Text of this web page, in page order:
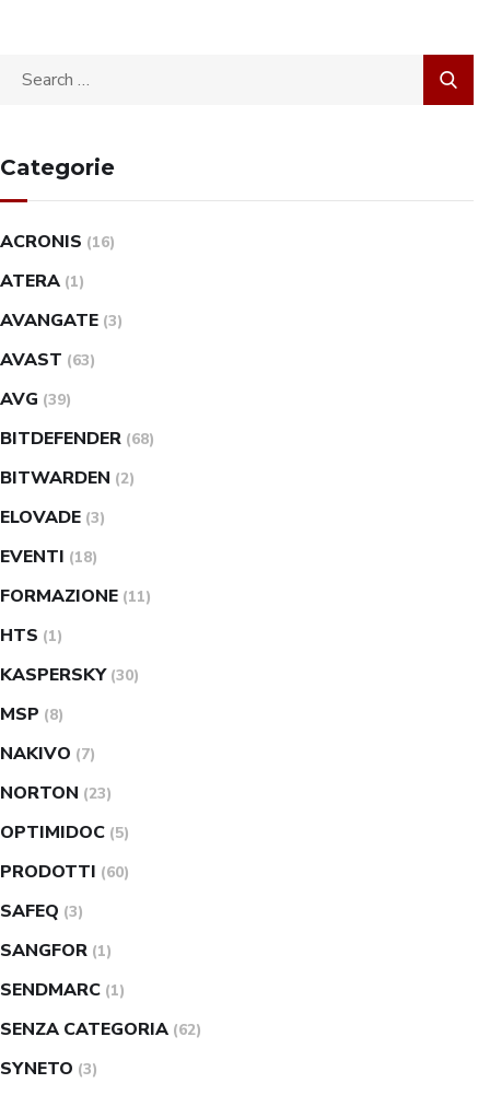
Categorie
ACRONIS (16)
ATERA (1)
AVANGATE (3)
AVAST (63)
AVG (39)
BITDEFENDER (68)
BITWARDEN (2)
ELOVADE (3)
EVENTI (18)
FORMAZIONE (11)
HTS (1)
KASPERSKY (30)
MSP (8)
NAKIVO (7)
NORTON (23)
OPTIMIDOC (5)
PRODOTTI (60)
SAFEQ (3)
SANGFOR (1)
SENDMARC (1)
SENZA CATEGORIA (62)
SYNETO (3)